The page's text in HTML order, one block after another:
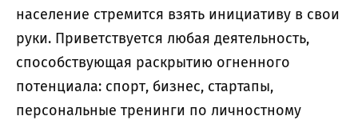
население стремится взять инициативу в свои
руки. Приветствуется любая деятельность,
способствующая раскрытию огненного
потенциала: спорт, бизнес, стартапы,
персональные тренинги по личностному